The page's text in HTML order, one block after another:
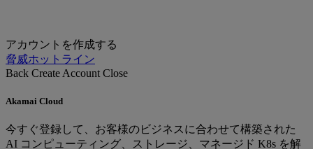
アカウントを作成する
脅威ホットライン
Back Create Account Close
Akamai Cloud
今すぐ登録して、お客様のビジネスに合わせて構築された
AI コンピューティング、ストレージ、マネージド K8s を解